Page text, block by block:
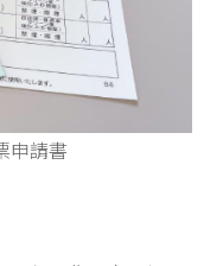
申請書